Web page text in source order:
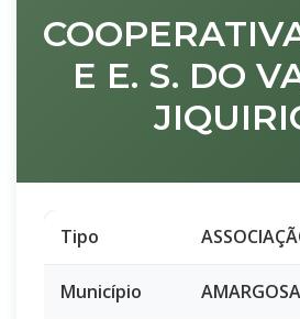
E E. S. DO
Tipo
Município AMARGOSA